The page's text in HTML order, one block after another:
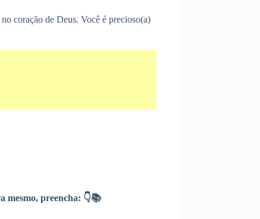
coração de Deus. Você é precioso(a)
mesmo, preencha: 👇📚